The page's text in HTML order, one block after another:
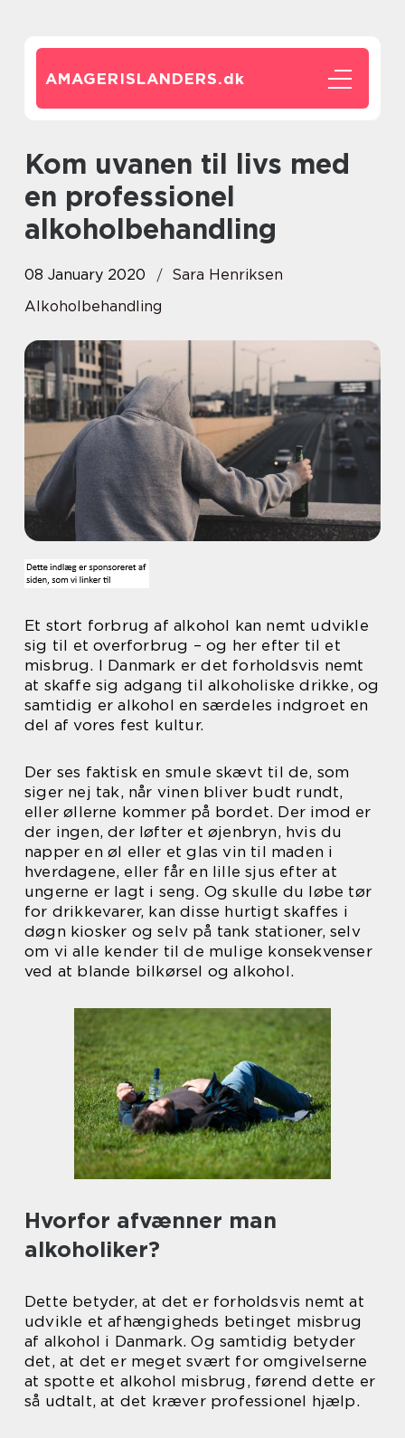
AMAGERISLANDERS.dk
Kom uvanen til livs med
en professionel
alkoholbehandling
08 January 2020
Sara Henriksen
Alkoholbehandling
Et stort forbrug af alkohol kan nemt udvikle
sig til et overforbrug – og her efter til et
misbrug. I Danmark er det forholdsvis nemt
at skaffe sig adgang til alkoholiske drikke, og
samtidig er alkohol en særdeles indgroet en
del af vores fest kultur.
Der ses faktisk en smule skævt til de, som
siger nej tak, når vinen bliver budt rundt,
eller øllerne kommer på bordet. Der imod er
der ingen, der løfter et øjenbryn, hvis du
napper en øl eller et glas vin til maden i
hverdagene, eller får en lille sjus efter at
ungerne er lagt i seng. Og skulle du løbe tør
for drikkevarer, kan disse hurtigt skaffes i
døgn kiosker og selv på tank stationer, selv
om vi alle kender til de mulige konsekvenser
ved at blande bilkørsel og alkohol.
Hvorfor afvænner man
alkoholiker?
Dette betyder, at det er forholdsvis nemt at
udvikle et afhængigheds betinget misbrug
af alkohol i Danmark. Og samtidig betyder
det, at det er meget svært for omgivelserne
at spotte et alkohol misbrug, førend dette er
så udtalt, at det kræver professionel hjælp.